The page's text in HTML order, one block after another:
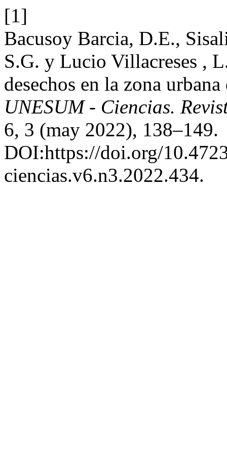
[1]
Bacusoy Barcia, D.E.,
S.G. y Lucio Villacreses ,
desechos en la zona
UNESUM - Ciencias.
6, 3 (may 2022), 138–149.
DOI:https://doi.org/
ciencias.v6.n3.2022.434.